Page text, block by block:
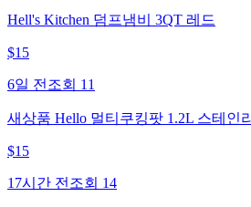
Hell's Kitchen 덤프냄비 3QT 레드
$15
6일 전 조회 11
새상품 Hello 멀티쿠킹팟 1.2L 스테인
$15
17시간 전 조회 14